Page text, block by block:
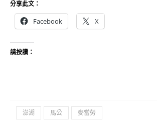
分享此文：
Facebook X
請按讚：
澎湖 馬公 麥當勞